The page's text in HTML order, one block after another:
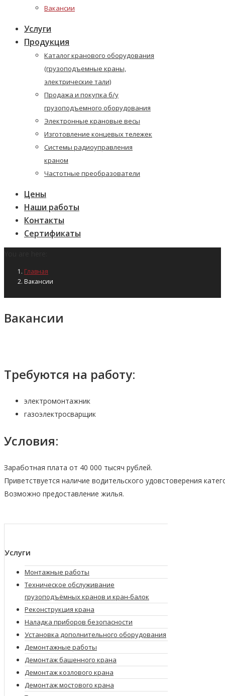
Вакансии
Услуги
Продукция
Каталог кранового оборудования
(грузоподъемные краны,
электрические тали)
Продажа и покупка б/у
грузоподъемного оборудования
Электронные крановые весы
Изготовление концевых тележек
Системы радиоуправления
краном
Частотные преобразователи
Цены
Наши работы
Контакты
Сертификаты
Главная
Вакансии
Вакансии
Требуются на работу:
электромонтажник
газоэлектросварщик
Условия:
Заработная плата от 40 000 тысяч рублей.
Приветствуется наличие водительского удовстоверения
Возможно предоставление жилья.
Услуги
Монтажные работы
Техническое обслуживание
грузоподъёмных кранов и кран-балок
Реконструкция крана
Наладка приборов безопасности
Установка дополнительного оборудования
Демонтажные работы
Демонтаж башенного крана
Демонтаж козлового крана
Демонтаж мостового крана